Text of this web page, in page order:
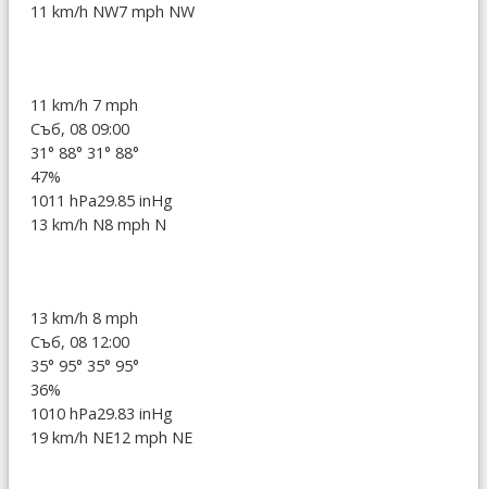
11 km/h NW7 mph NW
11 km/h 7 mph
Съб, 08 09:00
31° 88° 31° 88°
47%
1011 hPa29.85 inHg
13 km/h N8 mph N
13 km/h 8 mph
Съб, 08 12:00
35° 95° 35° 95°
36%
1010 hPa29.83 inHg
19 km/h NE12 mph NE